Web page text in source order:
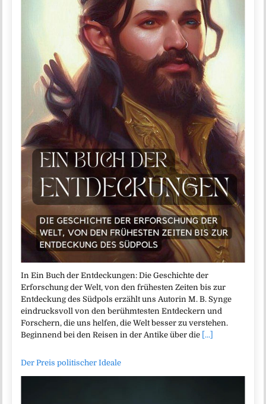
In Ein Buch der Entdeckungen: Die Geschichte der
Erforschung der Welt, von den frühesten Zeiten bis zur
Entdeckung des Südpols erzählt uns Autorin M. B. Synge
eindrucksvoll von den berühmtesten Entdeckern und
Forschern, die uns helfen, die Welt besser zu verstehen.
Beginnend bei den Reisen in der Antike über die [...]
Der Preis politischer Ideale